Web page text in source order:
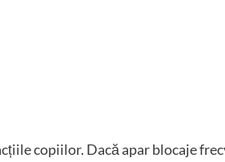
copiilor. Dacă apar blocaje